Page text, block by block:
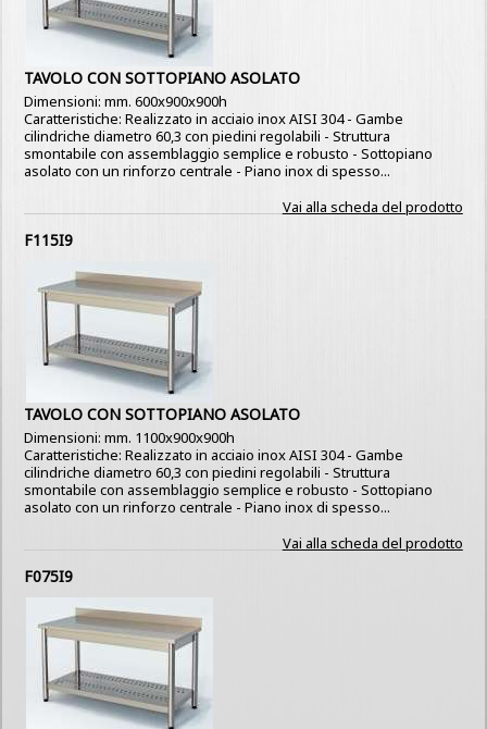
TAVOLO CON SOTTOPIANO ASOLATO
Dimensioni: mm. 600x900x900h
Caratteristiche: Realizzato in acciaio inox AISI 304 - Gambe
cilindriche diametro 60,3 con piedini regolabili - Struttura
smontabile con assemblaggio semplice e robusto - Sottopiano
asolato con un rinforzo centrale - Piano inox di spesso...
Vai alla scheda del prodotto
F115I9
TAVOLO CON SOTTOPIANO ASOLATO
Dimensioni: mm. 1100x900x900h
Caratteristiche: Realizzato in acciaio inox AISI 304 - Gambe
cilindriche diametro 60,3 con piedini regolabili - Struttura
smontabile con assemblaggio semplice e robusto - Sottopiano
asolato con un rinforzo centrale - Piano inox di spesso...
Vai alla scheda del prodotto
F075I9